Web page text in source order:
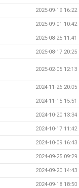
2025-09-19 16:22
2025-09-01 10:42
2025-08-25 11:41
2025-08-17 20:25
2025-02-05 12:13
2024-11-26 20:05
2024-11-15 15:51
2024-10-20 13:34
2024-10-17 11:42
2024-10-09 16:43
2024-09-25 09:29
2024-09-20 14:43
2024-09-18 18:50